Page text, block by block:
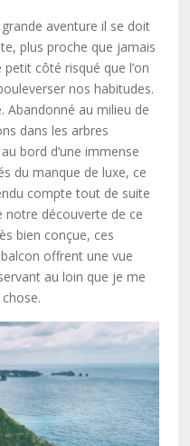
aventure il se doit
plus proche que jamais
côté risqué que l’on
nos habitudes.
Abandonné au milieu de
dans les arbres
bord d’une immense
du manque de luxe, ce
compte tout de suite
notre découverte de ce
bien conçue, ces
offrent une vue
au loin que je me